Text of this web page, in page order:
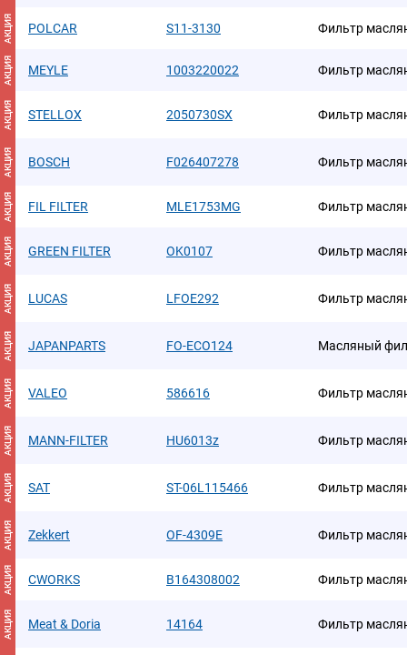
АКЦИЯ POLCAR S11-3130 Фильтр
АКЦИЯ MEYLE 1003220022 Фильтр
АКЦИЯ STELLOX 2050730SX Фильтр
АКЦИЯ BOSCH F026407278 Фильтр
АКЦИЯ FIL FILTER MLE1753MG Фильтр
АКЦИЯ GREEN FILTER OK0107 Фильтр
АКЦИЯ LUCAS LFOE292 Фильтр
АКЦИЯ JAPANPARTS FO-ECO124 Масляный
АКЦИЯ VALEO 586616 Фильтр
АКЦИЯ MANN-FILTER HU6013z Фильтр
АКЦИЯ SAT ST-06L115466 Фильтр
АКЦИЯ Zekkert OF-4309E Фильтр
АКЦИЯ CWORKS B164308002 Фильтр
АКЦИЯ Meat & Doria 14164 Фильтр